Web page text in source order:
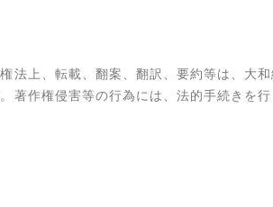
上、転載、翻案、翻訳、要約等は、大
著作権侵害等の行為には、法的手続きを